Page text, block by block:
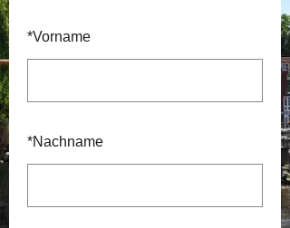
*Vorname
*Nachname